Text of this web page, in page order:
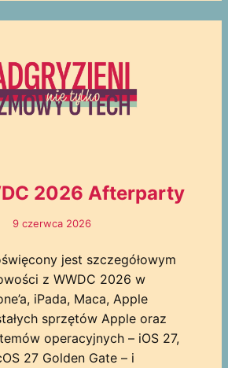
2026 Afterparty
9 czerwca 2026
jest szczegółowym
z WWDC 2026 w
iPada, Maca, Apple
sprzętów Apple oraz
operacyjnych – iOS 27,
27 Golden Gate – i